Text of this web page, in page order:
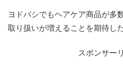
ヨドバシでもヘアケア商品が多
取り扱いが増えることを期待し
スポンサー